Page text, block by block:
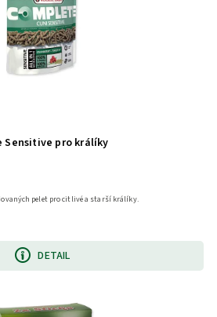
Sensitive pro králíky
DETAIL
pelet pro citlivé a starší králíky.